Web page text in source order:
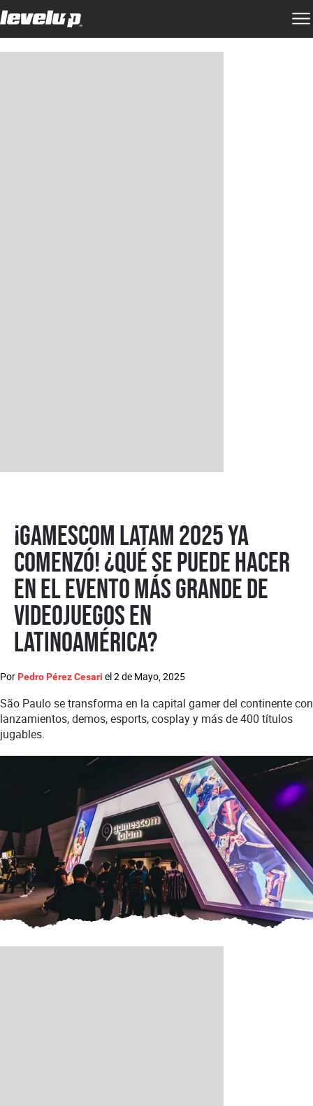
¡gamescom latam 2025 ya
comenzó! ¿Qué se puede hacer
en el evento más grande de
videojuegos en
Latinoamérica?
Por Pedro Pérez Cesari el2 de Mayo, 2025
São Paulo se transforma en la capital gamer del continente con
lanzamientos, demos, esports, cosplay y más de 400 títulos
jugables.